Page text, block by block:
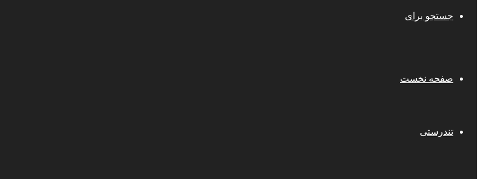
جستجو برای
صفحه نخست
تندرستی